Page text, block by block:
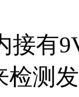
接有
检测